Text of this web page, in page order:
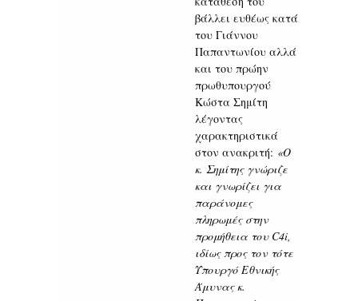
βάλλει ευθέως κατά
του Γιάννου
Παπαντωνίου αλλά
και του πρώην
πρωθυπουργού
Κώστα Σημίτη
λέγοντας
χαρακτηριστικά
στον ανακριτή: «Ο
κ. Σημίτης γνώριζε
και γνωρίζει για
παράνομες
πληρωμές στην
προμήθεια του C4i,
ιδίως προς τον τότε
Υπουργό Εθνικής
Άμυνας κ.